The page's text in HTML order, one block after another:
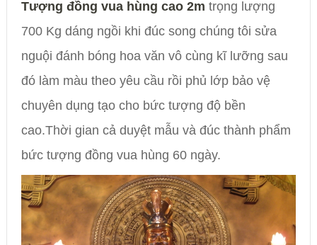
Tượng đồng vua hùng cao 2m trọng lượng
700 Kg dáng ngồi khi đúc song chúng tôi sửa
nguội đánh bóng hoa văn vô cùng kĩ lưỡng sau
đó làm màu theo yêu cầu rồi phủ lớp bảo vệ
chuyên dụng tạo cho bức tượng độ bền
cao.Thời gian cả duyệt mẫu và đúc thành phẩm
bức tượng đồng vua hùng 60 ngày.